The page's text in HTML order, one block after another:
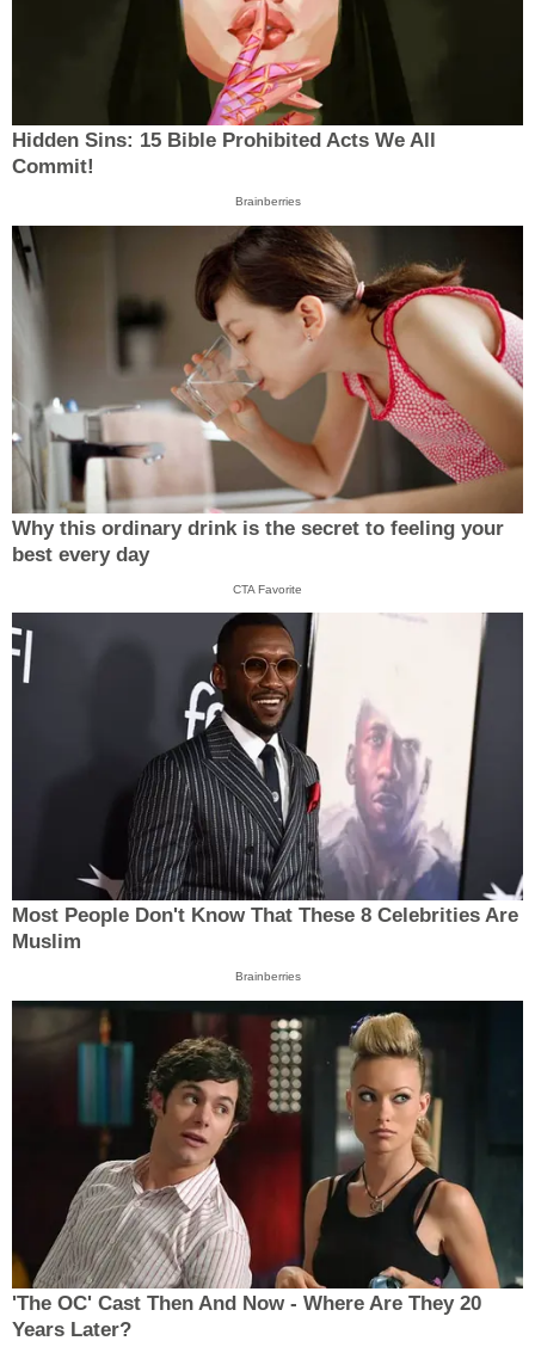
Hidden Sins: 15 Bible Prohibited Acts We All
Commit!
Brainberries
Why this ordinary drink is the secret to feeling your
best every day
CTA Favorite
Most People Don't Know That These 8 Celebrities Are
Muslim
Brainberries
'The OC' Cast Then And Now - Where Are They 20
Years Later?